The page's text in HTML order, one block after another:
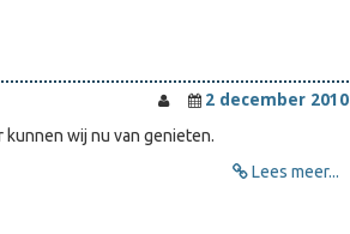
2 december 2010
wij nu van genieten.
Lees meer...